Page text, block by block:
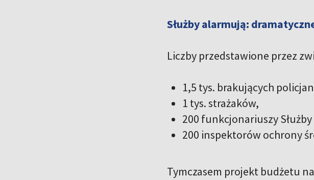
Służby alarmują:
Liczby przedstawione przez
1,5 tys. brakujących
1 tys. strażaków,
200 funkcjonariuszy
200 inspektorów ochrony
Tymczasem projekt budżetu